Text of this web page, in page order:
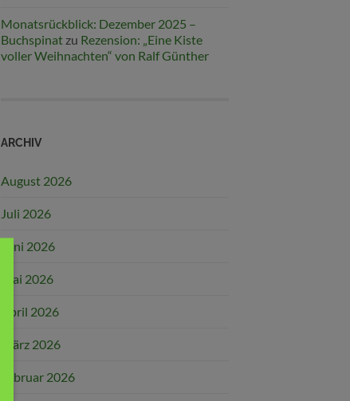
Monatsrückblick: Dezember 2025 –
Buchspinat zu Rezension: „Eine Kiste
voller Weihnachten“ von Ralf Günther
ARCHIV
August 2026
Juli 2026
Juni 2026
Mai 2026
April 2026
März 2026
Februar 2026